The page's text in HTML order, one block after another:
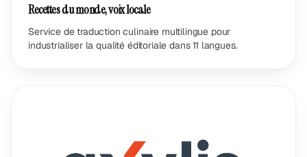
Recettes du monde, voix locale
Service de traduction culinaire multilingue pour
industrialiser la qualité éditoriale dans 11 langues.